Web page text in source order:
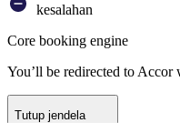
kesalahan
Core booking engine
You’ll be redirected to
Tutup jendela